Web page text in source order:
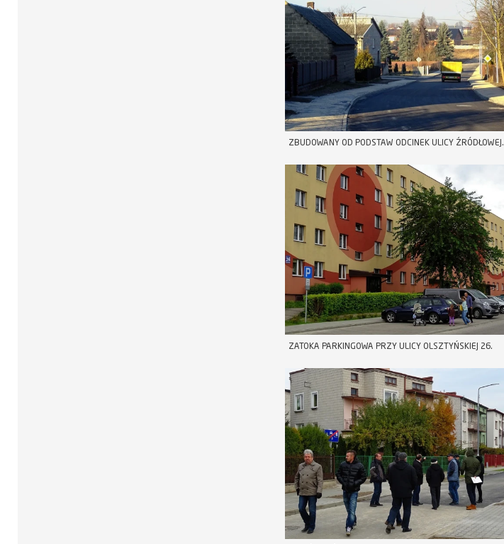
ZBUDOWANY OD PODSTAW ODCINEK ULICY ŹRÓDŁOWEJ.
ZATOKA PARKINGOWA PRZY ULICY OLSZTYŃSKIEJ 26.